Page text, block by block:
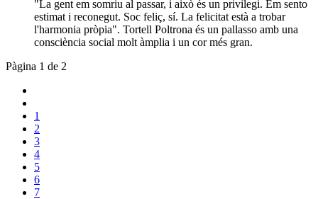
"La gent em somriu al passar, i això és un privilegi. Em sento
estimat i reconegut. Soc feliç, sí. La felicitat està a trobar
l'harmonia pròpia". Tortell Poltrona és un pallasso amb una
consciència social molt àmplia i un cor més gran.
Pàgina 1 de 2
1
2
3
4
5
6
7